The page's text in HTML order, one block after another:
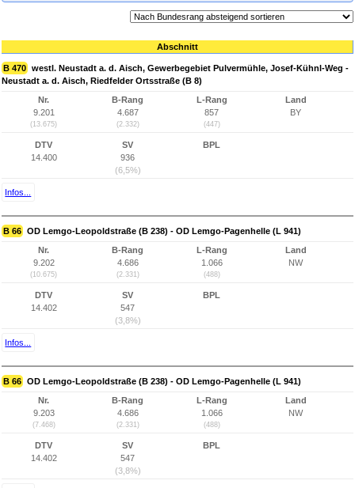
Abschnitt
B 470 westl. Neustadt a. d. Aisch, Gewerbegebiet Pulvermühle, Josef-Kühnl-Weg -
Neustadt a. d. Aisch, Riedfelder Ortsstraße (B 8)
Nr.
9.201
(13.675)
B-Rang
4.687
(2.332)
L-Rang
857
(447)
Land
BY
DTV
14.400
SV
936
(6,5%)
BPL
Infos...
B 66 OD Lemgo-Leopoldstraße (B 238) - OD Lemgo-Pagenhelle (L 941)
Nr.
9.202
(10.675)
B-Rang
4.686
(2.331)
L-Rang
1.066
(488)
Land
NW
DTV
14.402
SV
547
(3,8%)
BPL
Infos...
B 66 OD Lemgo-Leopoldstraße (B 238) - OD Lemgo-Pagenhelle (L 941)
Nr.
9.203
(7.468)
B-Rang
4.686
(2.331)
L-Rang
1.066
(488)
Land
NW
DTV
14.402
SV
547
(3,8%)
BPL